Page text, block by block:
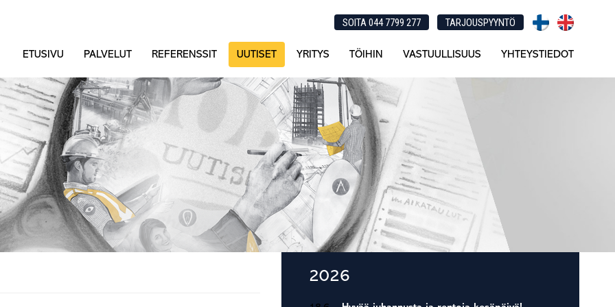
SOITA 044 7799 277 TARJOUSPYYNTÖ
ETUSIVU PALVELUT REFERENSSIT UUTISET YRITYS TÖIHIN VASTUULLISUUS YHTEYSTIEDOT
Ensisijainen
2026